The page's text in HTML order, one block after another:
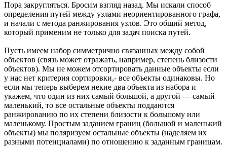
Пора закругляться. Бросим взгляд назад. Мы искали способ
определения путей между узлами неориентированного графа,
и начали с метода ранжирования узлов. Это общий метод,
который применим не только для задач поиска путей.
Пусть имеем набор симметрично связанных между собой
объектов (связь может отражать, например, степень близости
объектов). Мы не можем отсортировать данные объекты если
у нас нет критерия сортировки,- все объекты одинаковы. Но
если мы теперь выберем некие два объекта из набора и
укажем, что один из них самый большой, а другой — самый
маленький, то все остальные объекты поддаются
ранжированию по их степени близости к большому или
маленькому. Простым заданием границ (большой и маленький
объекты) мы поляризуем остальные объекты (наделяем их
разными потенциалами) по отношению к заданным границам.